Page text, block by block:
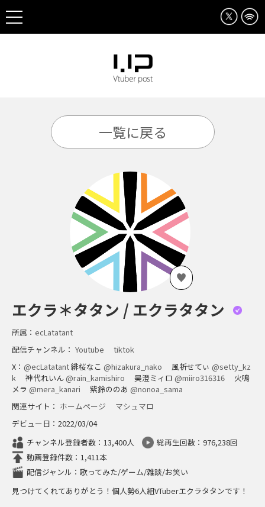
一覧に戻る
エクラ＊タタン / エクラタタン
所属： ecLatatant
配信チャンネル： Youtube
tiktok
X： @ecLatatant緋桜なこ @hizakura_nako 風祈せてぃ @setty_kz
k 神代れいん@rain_kamishiro 昊澄ミィロ @miiro316316 火鳴
メラ @mera_kanari 紫鈴ののあ @nonoa_sama
関連サイト： ホームページ
マシュマロ
デビュー日：2022/03/04
チャンネル登録者数：13,400人
総再生回数：976,238回
動画登録件数：1,411本
配信ジャンル：歌ってみた/ゲーム/雑談/お笑い
見つけてくれてありがとう！個人勢6人組VTuberエクラタタンです！